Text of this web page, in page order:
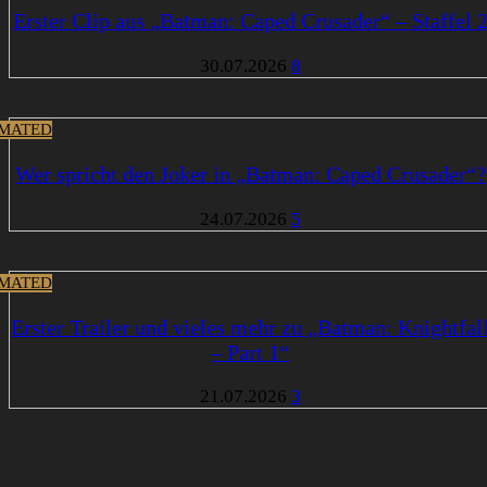
Erster Clip aus „Batman: Caped Crusader“ – Staffel 2
30.07.2026 8
Wer spricht den Joker in „Batman: Caped Crusader“?
24.07.2026 5
Erster Trailer und vieles mehr zu „Batman:
– Part 1“
21.07.2026 3